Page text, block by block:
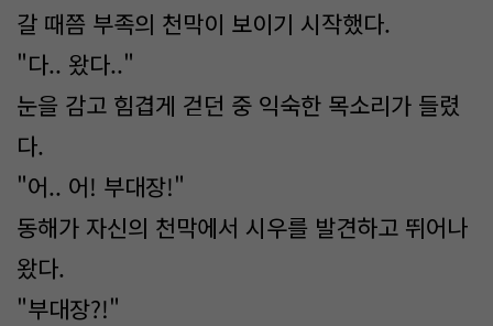
갈 때쯤 부족의 천막이 보이기 시작했다.
"다.. 왔다.."
눈을 감고 힘겹게 걷던 중 익숙한 목소리가 들렸
다.
"어.. 어! 부대장!"
동해가 자신의 천막에서 시우를 발견하고 뛰어나
왔다.
"부대장?!"